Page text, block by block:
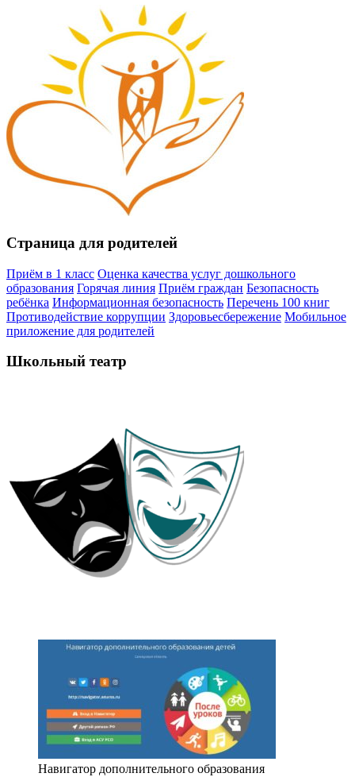
Страница для родителей
Приём в 1 класс Оценка качества услуг дошкольного
образования Горячая линия Приём граждан Безопасность
ребёнка Информационная безопасность Перечень 100 книг
Противодействие коррупции Здоровьесбережение Мобильное
приложение для родителей
Школьный театр
Навигатор дополнительного образования